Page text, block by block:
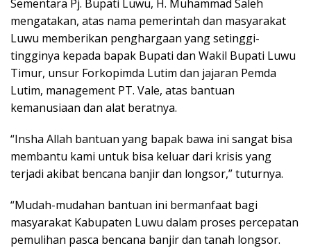
Sementara Pj. Bupati Luwu, H. Muhammad Saleh
mengatakan, atas nama pemerintah dan masyarakat
Luwu memberikan penghargaan yang setinggi-
tingginya kepada bapak Bupati dan Wakil Bupati Luwu
Timur, unsur Forkopimda Lutim dan jajaran Pemda
Lutim, management PT. Vale, atas bantuan
kemanusiaan dan alat beratnya.
“Insha Allah bantuan yang bapak bawa ini sangat bisa
membantu kami untuk bisa keluar dari krisis yang
terjadi akibat bencana banjir dan longsor,” tuturnya.
“Mudah-mudahan bantuan ini bermanfaat bagi
masyarakat Kabupaten Luwu dalam proses percepatan
pemulihan pasca bencana banjir dan tanah longsor.